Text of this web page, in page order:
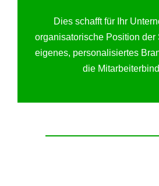
Dies schafft für Ihr
organisatorische Position der
eigenes, personalisiertes
die